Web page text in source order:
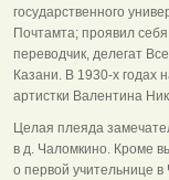
государственного
Почтамта; проявил
переводчик, делегат
Казани. В 1930-х годах
артистки Валентина
Целая плеяда
в д. Чаломкино. Кроме
о первой учительнице